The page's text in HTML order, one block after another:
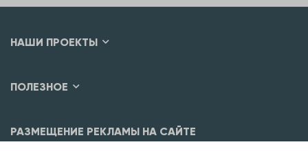
НАШИ ПРОЕКТЫ
ПОЛЕЗНОЕ
РАЗМЕЩЕНИЕ РЕКЛАМЫ НА САЙТЕ